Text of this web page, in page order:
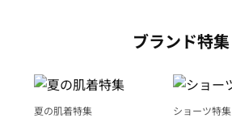
ブランド特集
夏の肌着特集
ショーツ特集